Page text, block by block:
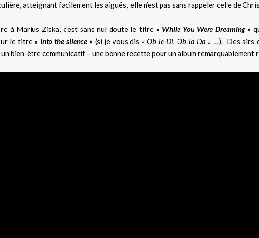
atteignant facilement les aiguës, elle n’est pas sans rappeler celle de
à Marius Ziska, c’est sans nul doute le titre « While You Were Dreaming »
le titre « Into the silence » (si je vous dis « Ob-le-Di, Ob-la-Da » …). Des airs
un bien-être communicatif – une bonne recette pour un album remarquablement